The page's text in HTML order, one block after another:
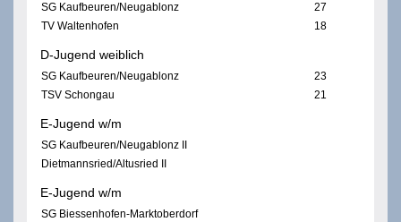
SG Kaufbeuren/Neugablonz
27
TV Waltenhofen
18
D-Jugend weiblich
SG Kaufbeuren/Neugablonz
23
TSV Schongau
21
E-Jugend w/m
SG Kaufbeuren/Neugablonz II
Dietmannsried/Altusried II
E-Jugend w/m
SG Biessenhofen-Marktoberdorf